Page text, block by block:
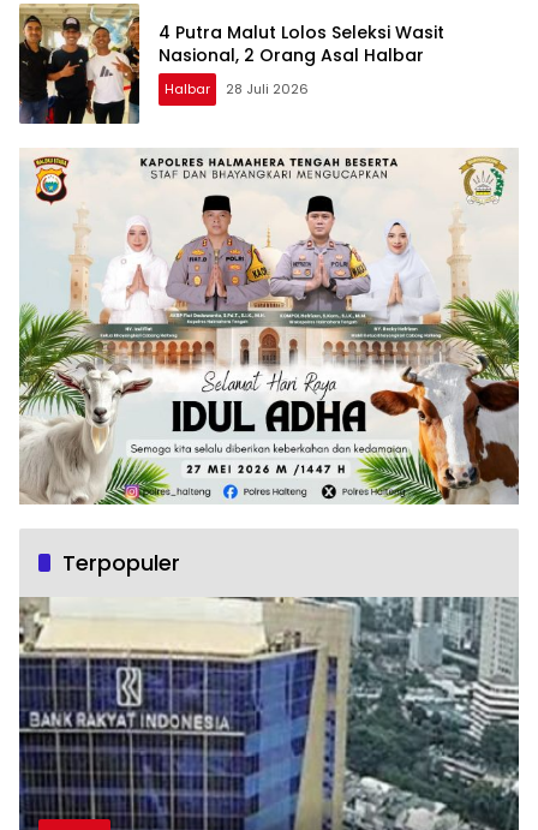
4 Putra Malut Lolos Seleksi Wasit
Nasional, 2 Orang Asal Halbar
Halbar 28 Juli 2026
Terpopuler